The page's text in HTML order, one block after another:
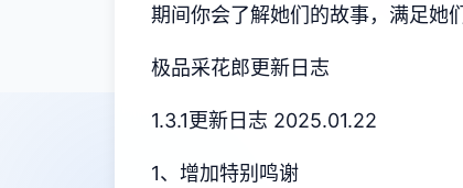
期间你会了解她们的故事，满足她
极品采花郎更新日志
1.3.1更新日志 2025.01.22
1、增加特别鸣谢